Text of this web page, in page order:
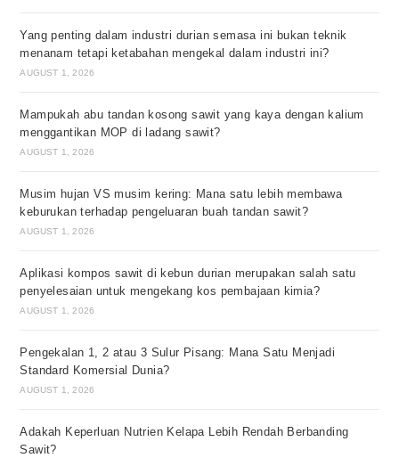
Yang penting dalam industri durian semasa ini bukan teknik
menanam tetapi ketabahan mengekal dalam industri ini?
AUGUST 1, 2026
Mampukah abu tandan kosong sawit yang kaya dengan kalium
menggantikan MOP di ladang sawit?
AUGUST 1, 2026
Musim hujan VS musim kering: Mana satu lebih membawa
keburukan terhadap pengeluaran buah tandan sawit?
AUGUST 1, 2026
Aplikasi kompos sawit di kebun durian merupakan salah satu
penyelesaian untuk mengekang kos pembajaan kimia?
AUGUST 1, 2026
Pengekalan 1, 2 atau 3 Sulur Pisang: Mana Satu Menjadi
Standard Komersial Dunia?
AUGUST 1, 2026
Adakah Keperluan Nutrien Kelapa Lebih Rendah Berbanding
Sawit?